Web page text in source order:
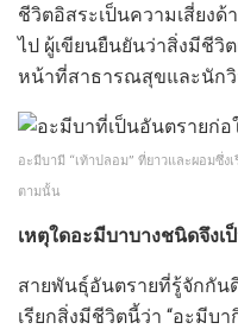
ชีวิตอิสระเป็นความเสี่ยง
ไป ผู้เขียนยืนยันว่าสิ่งมีชีวิ
หน้าที่สาธารณสุขและนัก
อะมีบามี “เท้าปลอม” ที่ยาวและผอมซึ่ง
ตามนั้น
เหตุใดอะมีบาบางชนิดจึงเ
สายพันธุ์อันตรายที่รู้จักกัน
เรียกสิ่งมีชีวิตนี้ว่า “อะมีบ